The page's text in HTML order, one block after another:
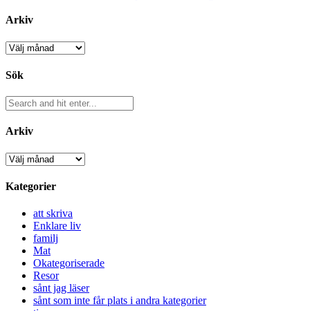
Arkiv
Arkiv
Sök
Arkiv
Arkiv
Kategorier
att skriva
Enklare liv
familj
Mat
Okategoriserade
Resor
sånt jag läser
sånt som inte får plats i andra kategorier